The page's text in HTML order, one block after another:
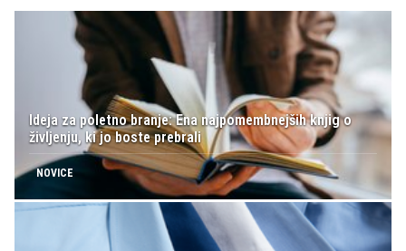
Ideja za poletno branje: Ena najpomembnejših knjig o
življenju, ki jo boste prebrali
NOVICE